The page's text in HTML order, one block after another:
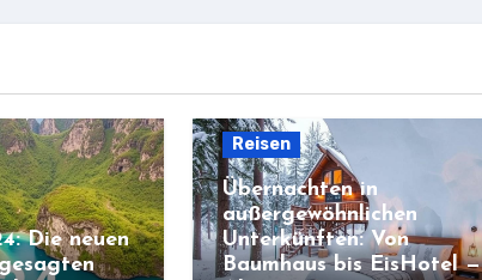
Die neuen
Reisen
Übernachten in
außergewöhnlichen
Unterkünften: Von
Baumhaus bis EisHotel —